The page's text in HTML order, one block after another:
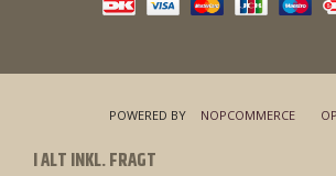
I ALT INKL. FRAGT
POWERED BY NOPCOMMERCE
MICHAELS MAD & VIN © ALLE RETTIGHEDER